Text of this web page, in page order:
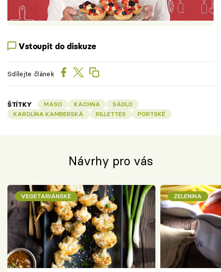
Vstoupit do diskuze
Sdílejte článek
ŠTÍTKY MASO KACHNA
SÁDLO
KAROLÍNA KAMBERSKÁ
RILLETTES PORTSKÉ
Návrhy pro vás
VEGETARIÁNSKÉ ZELENINA